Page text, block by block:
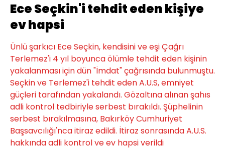
Ece Seçkin'i tehdit eden kişiye
ev hapsi
Ünlü şarkıcı Ece Seçkin, kendisini ve eşi Çağrı
Terlemez'i 4 yıl boyunca ölümle tehdit eden kişinin
yakalanması için dün "İmdat" çağrısında bulunmuştu.
Seçkin ve Terlemez'i tehdit eden A.U.S, emniyet
güçleri tarafından yakalandı. Gözaltına alınan şahıs
adli kontrol tedbiriyle serbest bırakıldı. Şüphelinin
serbest bırakılmasına, Bakırköy Cumhuriyet
Başsavcılığı'nca itiraz edildi. İtiraz sonrasında A.U.S.
hakkında adli kontrol ve ev hapsi verildi